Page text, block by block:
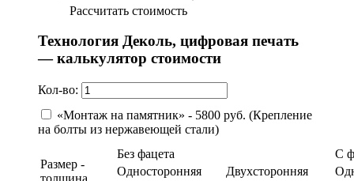
Рассчитать стоимость
Технология Деколь, цифровая печать
— калькулятор стоимости
Кол-во:
«Монтаж на памятник» - 5800 руб. (Крепление
на болты из нержавеющей стали)
Размер -
толщина
Без фацета
С
Односторонняя
Двухсторонняя